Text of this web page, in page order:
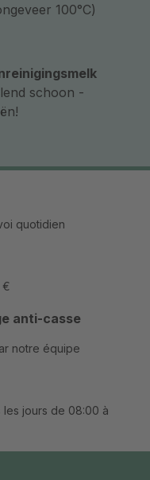
100°C)
schoon -
quotidien
€
anti-casse
notre équipe
jours de 08:00 à